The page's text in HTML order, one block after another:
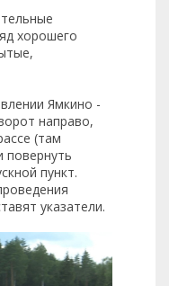
хорошего
Ямкино -
направо,
(там
повернуть
пункт.
указатели.